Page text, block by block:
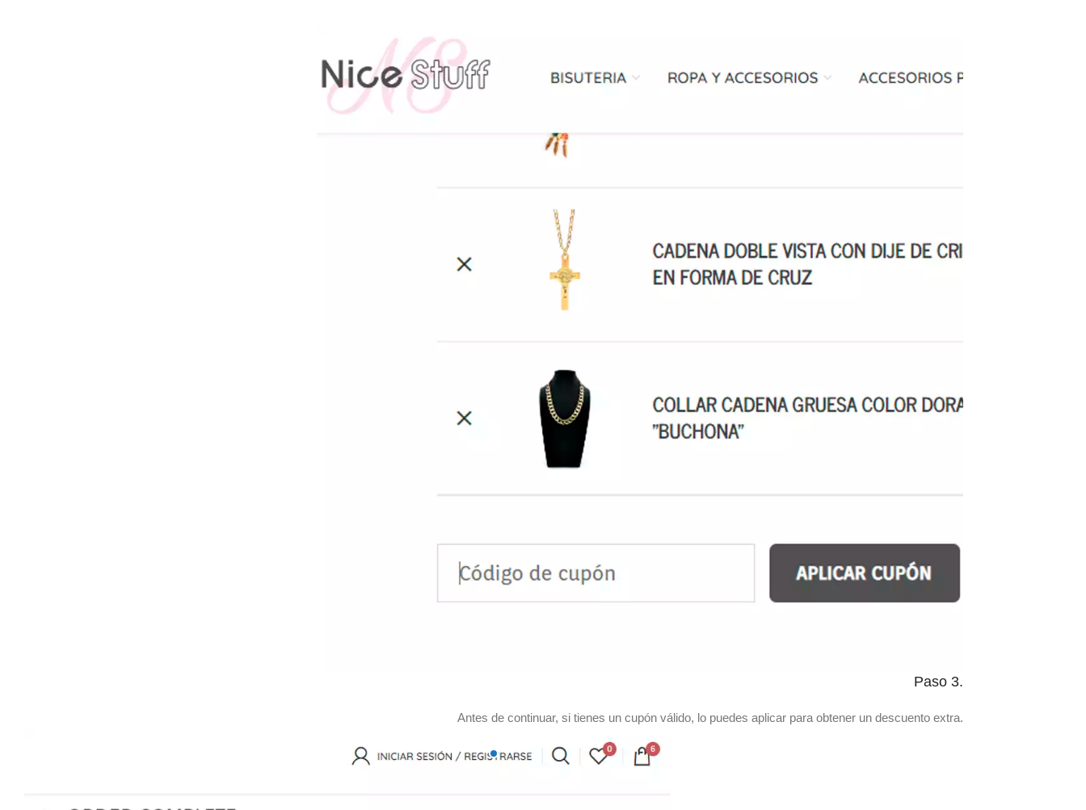
Paso 3.
Antes de continuar, si tienes un cupón válido, lo puedes aplicar para obtener un descuento extra.